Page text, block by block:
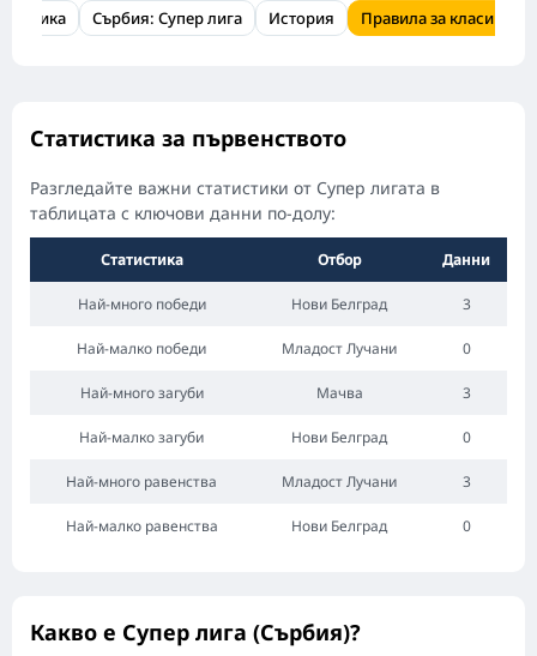
Сърбия: Супер лига История Правила за класиране
Статистика за първенството
Разгледайте важни статистики от Супер лигата в
таблицата с ключови данни по-долу:
Статистика Отбор Данни
Най-много победи Нови Белград 3
Най-малко победи Младост Лучани 0
Най-много загуби Мачва 3
Най-малко загуби Нови Белград 0
Най-много равенства Младост Лучани 3
Най-малко равенства Нови Белград 0
Какво е Супер лига (Сърбия)?